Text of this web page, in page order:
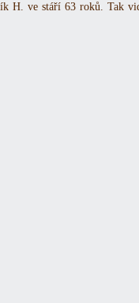
H. ve stáří 63 roků. Tak